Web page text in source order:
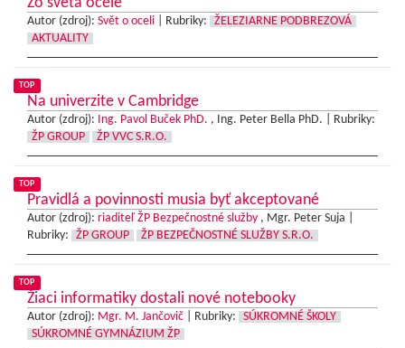
Autor (zdroj): Svět o oceli Rubriky:
ŽELEZIARNE PODBREZOVÁ
AKTUALITY
TOP
Na univerzite v Cambridge
Autor (zdroj): Ing. Pavol Buček PhD. , Ing. Peter Bella PhD. |
Rubriky:
ŽP GROUP
ŽP VVC S.R.O.
TOP
Pravidlá a povinnosti musia byť akceptované
Autor (zdroj): riaditeľ ŽP Bezpečnostné služby , Mgr. Peter Suja |
Rubriky:
ŽP GROUP ŽP BEZPEČNOSTNÉ SLUŽBY S.R.O.
TOP
Žiaci informatiky dostali nové notebooky
Autor (zdroj): Mgr. M. Jančovič Rubriky:
SÚKROMNÉ ŠKOLY
SÚKROMNÉ GYMNÁZIUM ŽP